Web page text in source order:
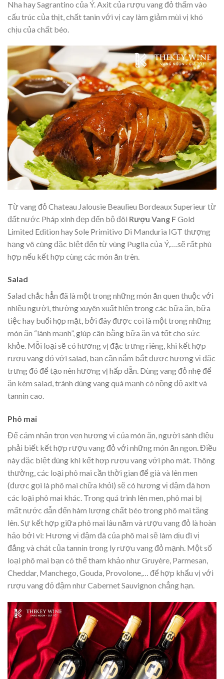
Nha hay Sagrantino của Ý. Axit của rượu vang đỏ thấm vào
cấu trúc của thịt, chất tanin với vị cay làm giảm mùi vị khó
chịu của chất béo.
Từ vang đỏ Chateau Jalousie Beaulieu Bordeaux Superieur từ
đất nước Pháp xinh đẹp đến bộ đôi Rượu Vang FGold
Limited Edition hay Sole Primitivo Di Manduria IGT thượng
hạng vô cùng đặc biệt đến từ vùng Puglia của Ý,….sẽ rất phù
hợp nếu kết hợp cùng các món ăn trên.
Salad
Salad chắc hẳn đã là một trong những món ăn quen thuộc với
nhiều người, thường xuyên xuất hiện trong các bữa ăn, bữa
tiệc hay buổi họp mặt, bởi đây được coi là một trong những
món ăn “lành mạnh”, giúp cân bằng bữa ăn và tốt cho sức
khỏe. Mỗi loại sẽ có hương vị đặc trưng riêng, khi kết hợp
rượu vang đỏ với salad, bạn cần nắm bắt được hương vị đặc
trưng đó để tạo nên hương vị hấp dẫn. Dùng vang đỏ nhẹ để
ăn kèm salad, tránh dùng vang quá mạnh có nồng độ axit và
tannin cao.
Phô mai
Để cảm nhận trọn vẹn hương vị của món ăn, người sành điệu
phải biết kết hợp rượu vang đỏ với những món ăn ngon. Điều
này đặc biệt đúng khi kết hợp rượu vang với pho mát. Thông
thường, các loại phô mai cần thời gian để già và lên men
(được gọi là phô mai chữa khỏi) sẽ có hương vị đậm đà hơn
các loại phô mai khác. Trong quá trình lên men, phô mai bị
mất nước dẫn đến hàm lượng chất béo trong phô mai tăng
lên. Sự kết hợp giữa phô mai lâu năm và rượu vang đỏ là hoàn
hảo bởi vì: Hương vị đậm đà của phô mai sẽ làm dịu đi vị
đắng và chát của tannin trong ly rượu vang đỏ mạnh. Một số
loại phô mai bạn có thể tham khảo như Gruyère, Parmesan,
Cheddar, Manchego, Gouda, Provolone,… để hợp khẩu vị với
rượu vang đỏ đậm như Cabernet Sauvignon chẳng hạn.